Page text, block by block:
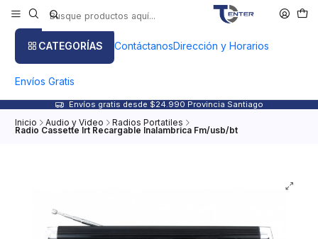
CATEGORÍAS ContáctanosDirección y Horarios
Envíos Gratis
Envíos gratis desde $24.990 Provincia Santiago
Inicio Audio y Video Radios Portatiles
Radio Cassette Irt Recargable Inalambrica Fm/usb/bt